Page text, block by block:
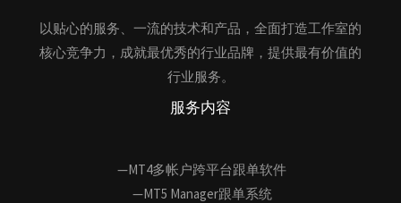
以贴心的服务、一流的技术和产品，全面打造工作室的
核心竞争力，成就最优秀的行业品牌，提供最有价值的
行业服务。
服务内容
—MT4多帐户跨平台跟单软件
—MT5 Manager跟单系统